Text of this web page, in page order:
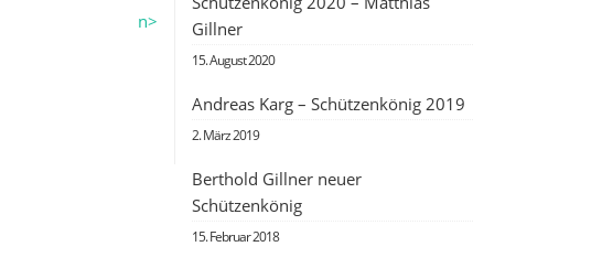
n>
Gillner
15. August 2020
Andreas Karg – Schützenkönig 2019
2. März 2019
Berthold Gillner neuer
Schützenkönig
15. Februar 2018